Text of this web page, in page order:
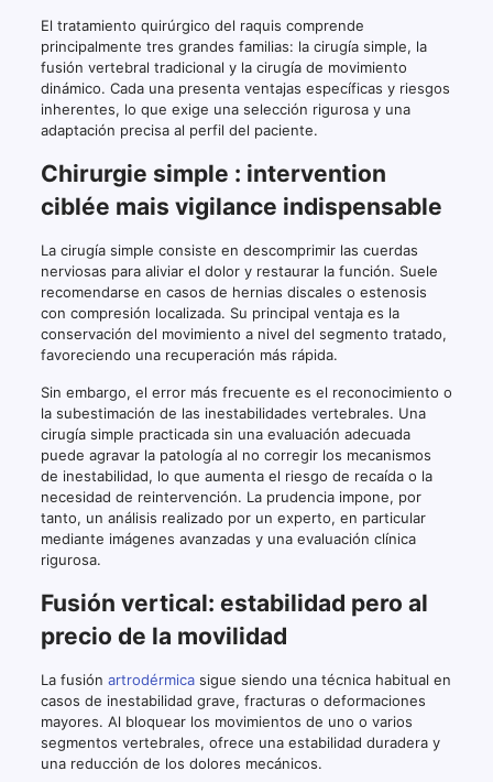
El tratamiento quirúrgico del raquis comprende
principalmente tres grandes familias: la cirugía simple, la
fusión vertebral tradicional y la cirugía de movimiento
dinámico. Cada una presenta ventajas específicas y riesgos
inherentes, lo que exige una selección rigurosa y una
adaptación precisa al perfil del paciente.
Chirurgie simple : intervention
ciblée mais vigilance indispensable
La cirugía simple consiste en descomprimir las cuerdas
nerviosas para aliviar el dolor y restaurar la función. Suele
recomendarse en casos de hernias discales o estenosis
con compresión localizada. Su principal ventaja es la
conservación del movimiento a nivel del segmento tratado,
favoreciendo una recuperación más rápida.
Sin embargo, el error más frecuente es el reconocimiento o
la subestimación de las inestabilidades vertebrales. Una
cirugía simple practicada sin una evaluación adecuada
puede agravar la patología al no corregir los mecanismos
de inestabilidad, lo que aumenta el riesgo de recaída o la
necesidad de reintervención. La prudencia impone, por
tanto, un análisis realizado por un experto, en particular
mediante imágenes avanzadas y una evaluación clínica
rigurosa.
Fusión vertical: estabilidad pero al
precio de la movilidad
La fusión artrodérmicasigue siendo una técnica habitual en
casos de inestabilidad grave, fracturas o deformaciones
mayores. Al bloquear los movimientos de uno o varios
segmentos vertebrales, ofrece una estabilidad duradera y
una reducción de los dolores mecánicos.